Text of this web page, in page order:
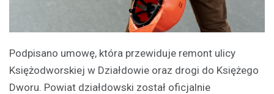
Podpisano umowę, która przewiduje remont ulicy
Księżodworskiej w Działdowie oraz drogi do Księżego
Dworu. Powiat działdowski został oficjalnie